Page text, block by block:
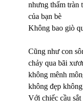
nhưng thấm tràn
của bạn bè
Không bao giò
Cũng như con
chảy qua bãi
không mênh
không đẹp
Với chiếc cầu sắt